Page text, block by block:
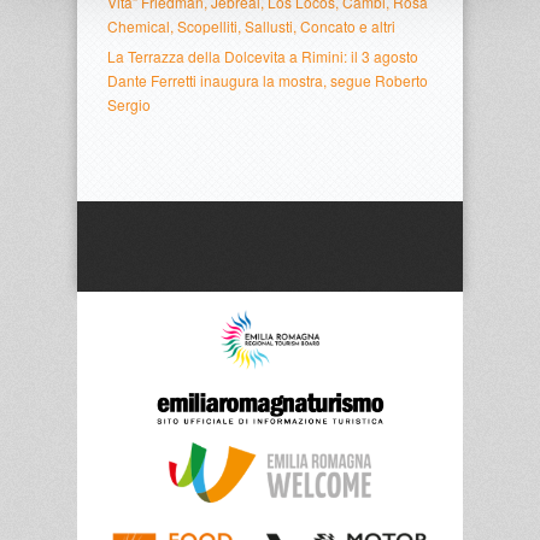
Chemical, Scopelliti, Sallusti, Concato e altri
La Terrazza della Dolcevita a Rimini: il 3 agosto
Dante Ferretti inaugura la mostra, segue Roberto
Sergio